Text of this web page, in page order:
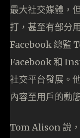
最大社交媒體，
打，甚至有部分
Facebook 總監
Facebook 和
社交平台發展。
內容至用戶的動
Tom Alison 說